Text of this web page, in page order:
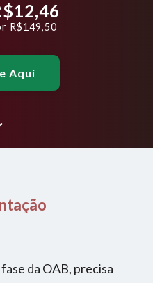
R$149,50
Aqui
da OAB, precisa